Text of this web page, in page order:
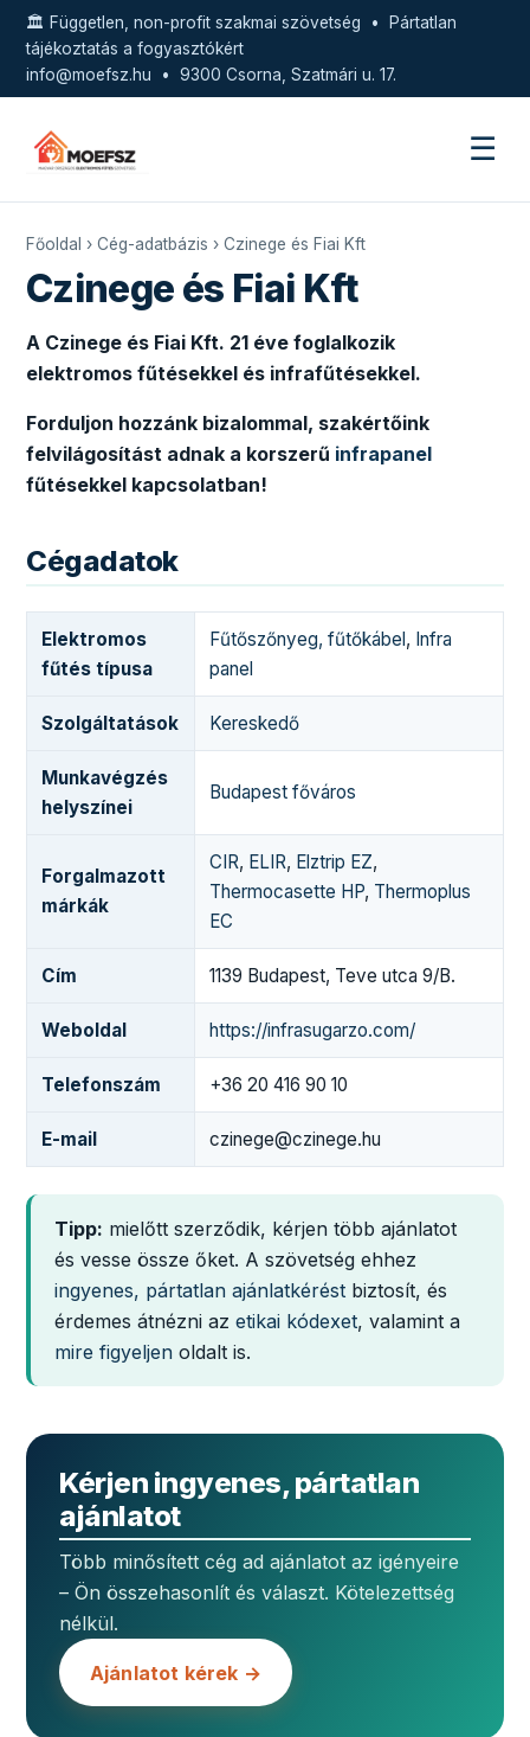
🏛️ Független, non-profit szakmai szövetség • Pártatlan
tájékoztatás a fogyasztókért
info@moefsz.hu • 9300 Csorna, Szatmári u. 17.
☰
Főoldal › Cég-adatbázis › Czinege és Fiai Kft
Czinege és Fiai Kft
A Czinege és Fiai Kft. 21 éve foglalkozik
elektromos fűtésekkel és infrafűtésekkel.
Forduljon hozzánk bizalommal, szakértőink
felvilágosítást adnak a korszerű infrapanel
fűtésekkel kapcsolatban!
Cégadatok
Elektromos
fűtés típusa
Fűtőszőnyeg, fűtőkábel , Infra
panel
Szolgáltatások Kereskedő
Munkavégzés
helyszínei
Budapest főváros
Forgalmazott
márkák
CIR, ELIR, Elztrip EZ,
Thermocasette HP, Thermoplus
EC
Cím 1139 Budapest, Teve utca 9/B.
Weboldal https://infrasugarzo.com/
Telefonszám +36 20 416 90 10
E-mail czinege@czinege.hu
Tipp: mielőtt szerződik, kérjen több ajánlatot
és vesse össze őket. A szövetség ehhez
ingyenes, pártatlan ajánlatkérést biztosít, és
érdemes átnézni az etikai kódexet, valamint a
mire figyeljen oldalt is.
Kérjen ingyenes, pártatlan
ajánlatot
Több minősített cég ad ajánlatot az igényeire
– Ön összehasonlít és választ. Kötelezettség
nélkül.
Ajánlatot kérek →